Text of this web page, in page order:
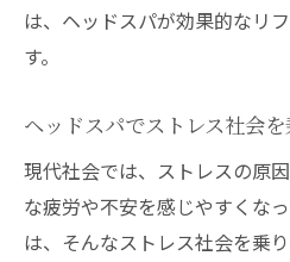
は、ヘッドスパが効果的なリ
す。
ヘッドスパでストレス社会
現代社会では、ストレスの原
な疲労や不安を感じやすくな
は、そんなストレス社会を乗